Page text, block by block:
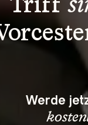
Triff
Werde